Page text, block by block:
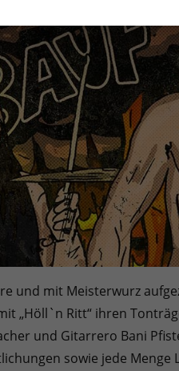
und mit Meisterwurz
„Höll`n Ritt“ ihren
und Gitarrero Bani
sowie jede